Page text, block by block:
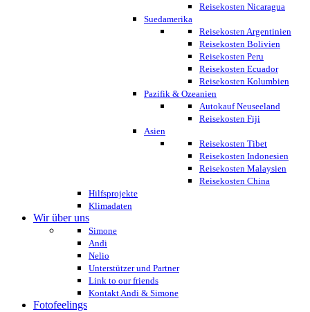
Reisekosten Nicaragua
Suedamerika
Reisekosten Argentinien
Reisekosten Bolivien
Reisekosten Peru
Reisekosten Ecuador
Reisekosten Kolumbien
Pazifik & Ozeanien
Autokauf Neuseeland
Reisekosten Fiji
Asien
Reisekosten Tibet
Reisekosten Indonesien
Reisekosten Malaysien
Reisekosten China
Hilfsprojekte
Klimadaten
Wir über uns
Simone
Andi
Nelio
Unterstützer und Partner
Link to our friends
Kontakt Andi & Simone
Fotofeelings